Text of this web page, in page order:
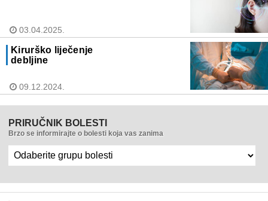
03.04.2025.
Kirurško liječenje
debljine
09.12.2024.
PRIRUČNIK BOLESTI
Brzo se informirajte o bolesti koja vas zanima